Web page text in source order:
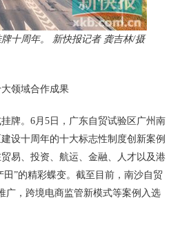
十周年。 新快报记者 龚吉林/摄
领域合作成果
牌。6月5日，广东自贸试验区广州南
设十周年的十大标志性制度创新案例
易、投资、航运、金融、人才以及港
”的精彩蝶变。截至目前，南沙自贸
广，跨境电商监管新模式等案例入选